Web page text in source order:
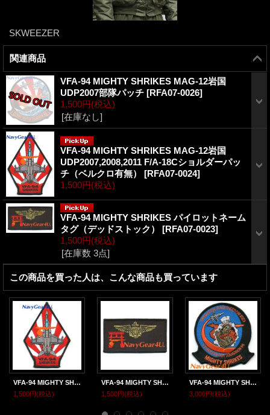
SKWEEZER
関連商品
VFA-94 MIGHTY SHRIKES MAG-12岩国
UDP2007部隊パッチ [RFA07-0026]
1,500円(税込)
[在庫なし]
VFA-94 MIGHTY SHRIKES MAG-12岩国
UDP2007,2008,2011 F/A-18Cショルダーパッ
チ（ベルクロ有無） [RFA07-0024]
1,500円(税込)
VFA-94 MIGHTY SHRIKES パイロットネーム
タグ（デッドストック） [RFA07-0023]
1,500円(税込)
[在庫数 3点]
この商品を買った人は、こんな商品も買っています
VFA-94 MIGHTY SHRIKES MAG-12岩国UDP2007,2008,2011 F/A-18Cショルダーパッチ（ベルクロ有無）
1,500円(税込)
VFA-94 MIGHTY SHRIKES パイロットネームタグ（デッドストック）
1,500円(税込)
VFA-94 MIGHTY SHRIKES OIF2003クルーズ記念パッチ（デッドストック）
3,000円(税込)